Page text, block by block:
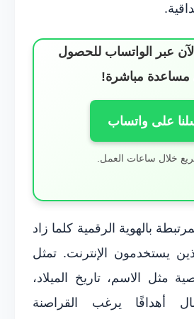
عبر الواتساب للحصول
مساعدة مباشرة!
على واتساب
خلال ساعات العمل.
بالهوية الرقمية كلما زاد
يستخدمون الإنترنت. تمثل
مثل الاسم، تاريخ الميلاد،
أهدافًا يرغب القراصنة